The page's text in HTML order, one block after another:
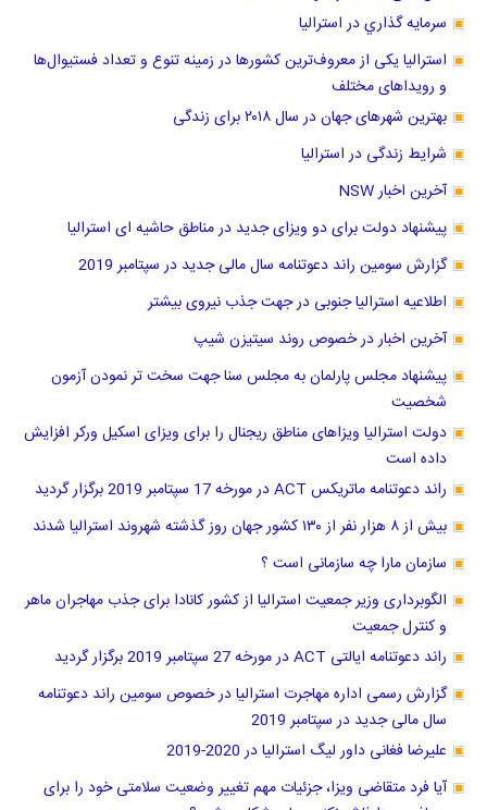
سرمايه گذاري در استراليا
استرالیا یکی از معروف‌ترین کشورها در زمینه تنوع و تعداد فستیوال‌ها
و رویداهای مختلف
بهترین شهرهای جهان در سال ۲۰۱۸ برای زندگی
شرایط زندگی در استرالیا
آخرین اخبار NSW
پیشنهاد دولت برای دو ویزای جدید در مناطق حاشیه ای استرالیا
گزارش سومین راند دعوتنامه سال مالی جدید در سپتامبر 2019
اطلاعیه استرالیا جنوبی در جهت جذب نیروی بیشتر
آخرین اخبار در خصوص روند سیتیزن شیپ
پیشنهاد مجلس پارلمان به مجلس سنا جهت سخت تر نمودن آزمون
شخصیت
دولت استرالیا ویزاهای مناطق ریجنال را برای ویزای اسکیل ورکر افزایش
داده است
راند دعوتنامه ماتریکس ACT در مورخه 17 سپتامبر 2019 برگزار گردید
بیش از ۸ هزار نفر از ۱۳۰ کشور جهان روز گذشته شهروند استرالیا شدند
سازمان مارا چه سازمانی است ؟
الگوبرداری وزیر جمعیت استرالیا از کشور کانادا برای جذب مهاجران ماهر
و کنترل جمعیت
راند دعوتنامه ایالتی ACT در مورخه 27 سپتامبر 2019 برگزار گردید
گزارش رسمی اداره مهاجرت استرالیا در خصوص سومین راند دعوتنامه
سال مالی جدید در سپتامبر 2019
علیرضا فغانی داور لیگ استرالیا در 2020-2019
آیا فرد متقاضی ویزا، جزئیات مهم تغییر وضعیت سلامتی خود را برای